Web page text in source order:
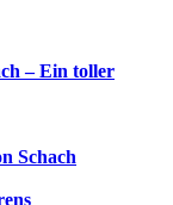
– Ein toller
Schach‎